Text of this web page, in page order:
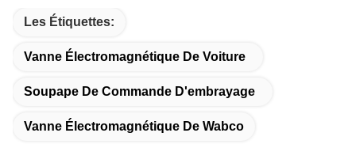
Les Étiquettes:
Vanne Électromagnétique De Voiture
Soupape De Commande D'embrayage
Vanne Électromagnétique De Wabco